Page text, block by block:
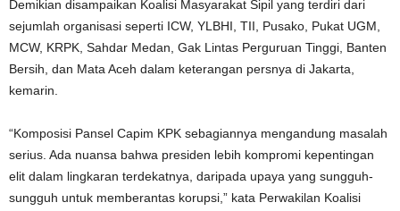
Demikian disampaikan Koalisi Masyarakat Sipil yang terdiri dari
sejumlah organisasi seperti ICW, YLBHI, TII, Pusako, Pukat UGM,
MCW, KRPK, Sahdar Medan, Gak Lintas Perguruan Tinggi, Banten
Bersih, dan Mata Aceh dalam keterangan persnya di Jakarta,
kemarin.
“Komposisi Pansel Capim KPK sebagiannya mengandung masalah
serius. Ada nuansa bahwa presiden lebih kompromi kepentingan
elit dalam lingkaran terdekatnya, daripada upaya yang sungguh-
sungguh untuk memberantas korupsi,” kata Perwakilan Koalisi